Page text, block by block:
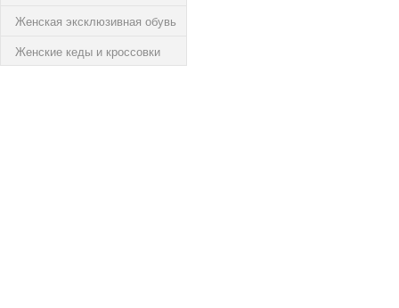
Женская эксклюзивная обувь
Женские кеды и кроссовки